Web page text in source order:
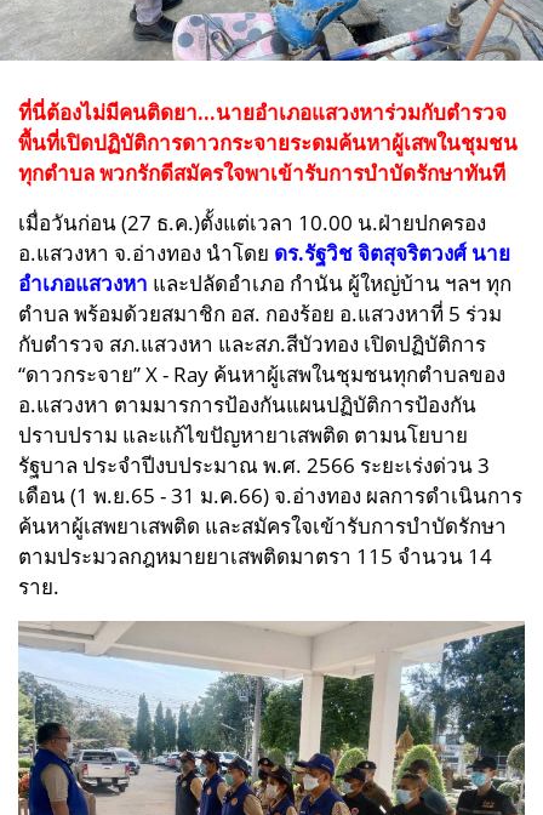
ที่นี่ต้องไม่มีคนติดยา...นายอำเภอแสวงหาร่วมกับตำรวจ
พื้นที่เปิดปฏิบัติการดาวกระจายระดมค้นหาผู้เสพในชุมชน
ทุกตำบล พวกรักดีสมัครใจพาเข้ารับการบำบัดรักษาทันที
เมื่อวันก่อน (27 ธ.ค.)ตั้งแต่เวลา 10.00 น.ฝ่ายปกครอง
อ.แสวงหา จ.อ่างทอง นำโดย ดร.รัฐวิช จิตสุจริตวงศ์ นาย
อำเภอแสวงหา และปลัดอำเภอ กำนัน ผู้ใหญ่บ้าน ฯลฯ ทุก
ตำบล พร้อมด้วยสมาชิก อส. กองร้อย อ.แสวงหาที่ 5 ร่วม
กับตำรวจ สภ.แสวงหา และสภ.สีบัวทอง เปิดปฏิบัติการ
“ดาวกระจาย” X - Ray ค้นหาผู้เสพในชุมชนทุกตำบลของ
อ.แสวงหา ตามมารการป้องกันแผนปฏิบัติการป้องกัน
ปราบปราม และแก้ไขปัญหายาเสพติด ตามนโยบาย
รัฐบาล ประจำปีงบประมาณ พ.ศ. 2566 ระยะเร่งด่วน 3
เดือน (1 พ.ย.65 - 31 ม.ค.66) จ.อ่างทอง ผลการดำเนินการ
ค้นหาผู้เสพยาเสพติด และสมัครใจเข้ารับการบำบัดรักษา
ตามประมวลกฎหมายยาเสพติดมาตรา 115 จำนวน 14
ราย.